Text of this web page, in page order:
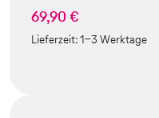
69,90 €
Lieferzeit:1-3 Werktage